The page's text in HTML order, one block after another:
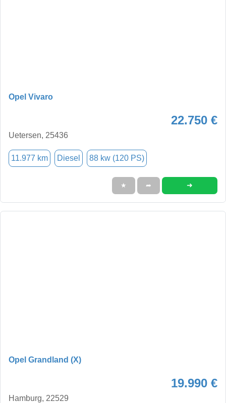
Opel Vivaro
22.750 €
Uetersen, 25436
11.977 km Diesel 88 kw (120 PS)
★ ➦ ➜
Opel Grandland (X)
19.990 €
Hamburg, 22529